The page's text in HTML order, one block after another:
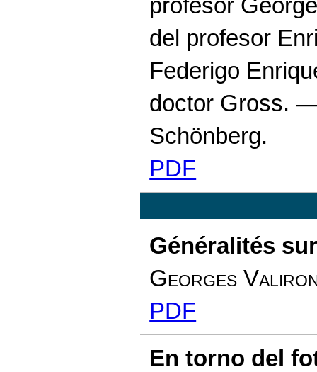
del profesor
Federigo
doctor Gross.
Schönberg.
PDF
Généralités
Georges
PDF
En torno del